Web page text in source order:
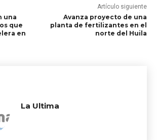
una
que
en
Artículo siguiente
Avanza proyecto de una
planta de fertilizantes en el
norte del Huila
La Ultima